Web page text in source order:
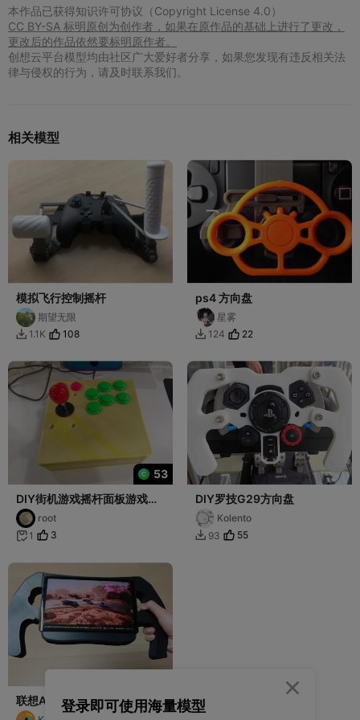
本作品已获得知识许可协议（Copyright License 4.0）
CC BY-SA 标明原创为创作者，如果在原作品的基础上进行了更改，
更改后的作品依然要标明原作者。
创想云平台模型均由社区广大爱好者分享，如果您发现有违反相关法
律与侵权的行为，请及时联系我们。
相关模型
模拟飞行控制摇杆
期望无限
 1.1K 108
ps4 方向盘
星雾
 124 22
53
DIY街机游戏摇杆面板游戏控
制器2root
 1 3
DIY罗技G29方向盘
Kolento
 93 55
联想AI平板 拯救者Y700五
代-赛车游戏手柄（陀螺仪控
登录即可使用海量模型
